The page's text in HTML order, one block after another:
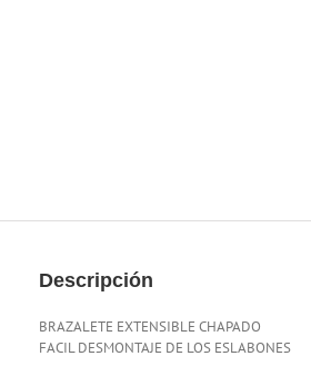
Descripción
BRAZALETE EXTENSIBLE CHAPADO
FACIL DESMONTAJE DE LOS ESLABONES